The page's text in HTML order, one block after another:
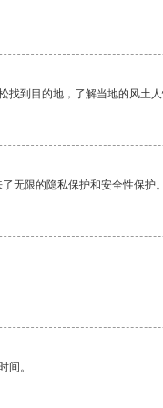
找到目的地，了解当地的风土
无限的隐私保护和安全性保护
间。